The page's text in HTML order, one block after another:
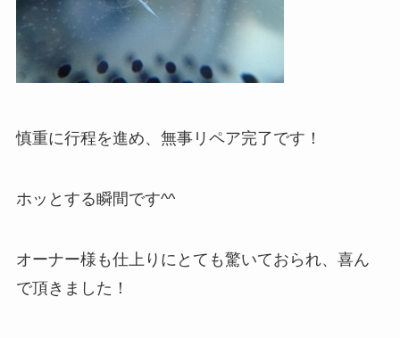
慎重に行程を進め、無事リペア完了です！
ホッとする瞬間です^^
オーナー様も仕上りにとても驚いておられ、喜ん
で頂きました！